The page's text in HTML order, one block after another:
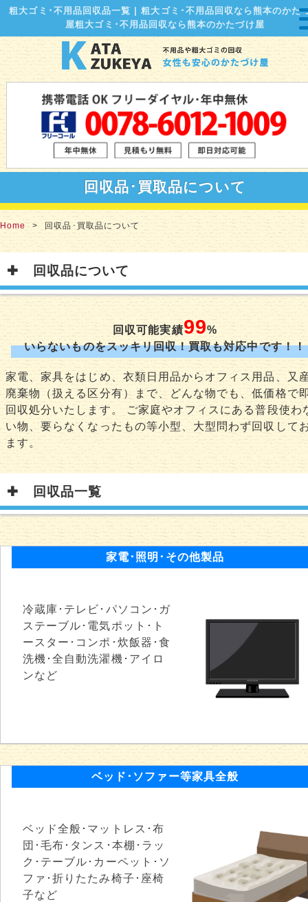
粗大ゴミ･不用品回収品一覧 | 粗大ゴミ･不用品回収なら熊本のかた
屋粗大ゴミ･不用品回収なら熊本のかたづけ屋
Home 回収品･買取品について
回収品･買取品について
回収品について
回収可能実績99%
いらないものをスッキリ回収！買取も対応中です！！
家電、家具をはじめ、衣類日用品からオフィス用品、又
廃棄物（扱える区分有）まで、どんな物でも、低価格で
回収処分いたします。 ご家庭やオフィスにある普段使わ
い物、要らなくなったもの等小型、大型問わず回収して
ます。
回収品一覧
家電･照明･その他製品
冷蔵庫･テレビ･パソコン･ガ
ステーブル･電気ポット･ト
ースター･コンポ･炊飯器･食
洗機･全自動洗濯機･アイロ
ンなど
ベッド･ソファー等家具全般
ベッド全般･マットレス･布
団･毛布･タンス･本棚･ラッ
ク･テーブル･カーペット･ソ
ファ･折りたたみ椅子･座椅
子など